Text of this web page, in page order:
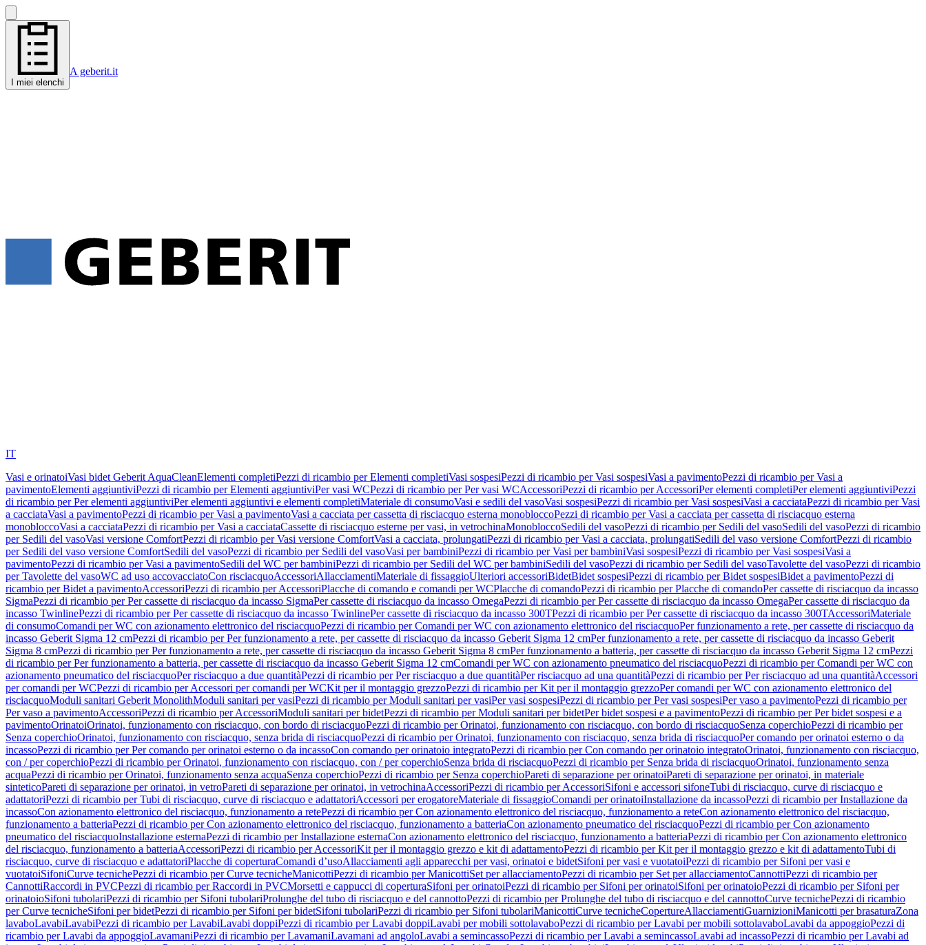
I miei elenchi
A geberit.it
IT
Vasi e orinatoiVasi bidet Geberit AquaCleanElementi completiPezzi di ricambio per Elementi completiVasi sospesiPezzi di ricambio per Vasi sospesiVasi a pavimentoPezzi di ricambio per Vasi a
pavimentoElementi aggiuntiviPezzi di ricambio per Elementi aggiuntiviPer vasi WCPezzi di ricambio per Per vasi WCAccessoriPezzi di ricambio per AccessoriPer elementi completiPer elementi aggiuntiviPezzi
di ricambio per Per elementi aggiuntiviPer elementi aggiuntivi e elementi completiMateriale di consumoVasi e sedili del vasoVasi sospesiPezzi di ricambio per Vasi sospesiVasi a cacciataPezzi di ricambio per Vasi
a cacciataVasi a pavimentoPezzi di ricambio per Vasi a pavimentoVasi a cacciata per cassetta di risciacquo esterna monobloccoPezzi di ricambio per Vasi a cacciata per cassetta di risciacquo esterna
monobloccoVasi a cacciataPezzi di ricambio per Vasi a cacciataCassette di risciacquo esterne per vasi, in vetrochinaMonobloccoSedili del vasoPezzi di ricambio per Sedili del vasoSedili del vasoPezzi di ricambio
per Sedili del vasoVasi versione ComfortPezzi di ricambio per Vasi versione ComfortVasi a cacciata, prolungatiPezzi di ricambio per Vasi a cacciata, prolungatiSedili del vaso versione ComfortPezzi di ricambio
per Sedili del vaso versione ComfortSedili del vasoPezzi di ricambio per Sedili del vasoVasi per bambiniPezzi di ricambio per Vasi per bambiniVasi sospesiPezzi di ricambio per Vasi sospesiVasi a
pavimentoPezzi di ricambio per Vasi a pavimentoSedili del WC per bambiniPezzi di ricambio per Sedili del WC per bambiniSedili del vasoPezzi di ricambio per Sedili del vasoTavolette del vasoPezzi di ricambio
per Tavolette del vasoWC ad uso accovacciatoCon risciacquoAccessoriAllacciamentiMateriale di fissaggioUlteriori accessoriBidetBidet sospesiPezzi di ricambio per Bidet sospesiBidet a pavimentoPezzi di
ricambio per Bidet a pavimentoAccessoriPezzi di ricambio per AccessoriPlacche di comando e comandi per WCPlacche di comandoPezzi di ricambio per Placche di comandoPer cassette di risciacquo da incasso
SigmaPezzi di ricambio per Per cassette di risciacquo da incasso SigmaPer cassette di risciacquo da incasso OmegaPezzi di ricambio per Per cassette di risciacquo da incasso OmegaPer cassette di risciacquo da
incasso TwinlinePezzi di ricambio per Per cassette di risciacquo da incasso TwinlinePer cassette di risciacquo da incasso 300TPezzi di ricambio per Per cassette di risciacquo da incasso 300TAccessoriMateriale
di consumoComandi per WC con azionamento elettronico del risciacquoPezzi di ricambio per Comandi per WC con azionamento elettronico del risciacquoPer funzionamento a rete, per cassette di risciacquo da
incasso Geberit Sigma 12 cmPezzi di ricambio per Per funzionamento a rete, per cassette di risciacquo da incasso Geberit Sigma 12 cmPer funzionamento a rete, per cassette di risciacquo da incasso Geberit
Sigma 8 cmPezzi di ricambio per Per funzionamento a rete, per cassette di risciacquo da incasso Geberit Sigma 8 cmPer funzionamento a batteria, per cassette di risciacquo da incasso Geberit Sigma 12 cmPezzi
di ricambio per Per funzionamento a batteria, per cassette di risciacquo da incasso Geberit Sigma 12 cmComandi per WC con azionamento pneumatico del risciacquoPezzi di ricambio per Comandi per WC con
azionamento pneumatico del risciacquoPer risciacquo a due quantitàPezzi di ricambio per Per risciacquo a due quantitàPer risciacquo ad una quantitàPezzi di ricambio per Per risciacquo ad una quantitàAccessori
per comandi per WCPezzi di ricambio per Accessori per comandi per WCKit per il montaggio grezzoPezzi di ricambio per Kit per il montaggio grezzoPer comandi per WC con azionamento elettronico del
risciacquoModuli sanitari Geberit MonolithModuli sanitari per vasiPezzi di ricambio per Moduli sanitari per vasiPer vasi sospesiPezzi di ricambio per Per vasi sospesiPer vaso a pavimentoPezzi di ricambio per
Per vaso a pavimentoAccessoriPezzi di ricambio per AccessoriModuli sanitari per bidetPezzi di ricambio per Moduli sanitari per bidetPer bidet sospesi e a pavimentoPezzi di ricambio per Per bidet sospesi e a
pavimentoOrinatoiOrinatoi, funzionamento con risciacquo, con bordo di risciacquoPezzi di ricambio per Orinatoi, funzionamento con risciacquo, con bordo di risciacquoSenza coperchioPezzi di ricambio per
Senza coperchioOrinatoi, funzionamento con risciacquo, senza brida di risciacquoPezzi di ricambio per Orinatoi, funzionamento con risciacquo, senza brida di risciacquoPer comando per orinatoi esterno o da
incassoPezzi di ricambio per Per comando per orinatoi esterno o da incassoCon comando per orinatoio integratoPezzi di ricambio per Con comando per orinatoio integratoOrinatoi, funzionamento con risciacquo,
con / per coperchioPezzi di ricambio per Orinatoi, funzionamento con risciacquo, con / per coperchioSenza brida di risciacquoPezzi di ricambio per Senza brida di risciacquoOrinatoi, funzionamento senza
acquaPezzi di ricambio per Orinatoi, funzionamento senza acquaSenza coperchioPezzi di ricambio per Senza coperchioPareti di separazione per orinatoiPareti di separazione per orinatoi, in materiale
sinteticoPareti di separazione per orinatoi, in vetroPareti di separazione per orinatoi, in vetrochinaAccessoriPezzi di ricambio per AccessoriSifoni e accessori sifoneTubi di risciacquo, curve di risciacquo e
adattatoriPezzi di ricambio per Tubi di risciacquo, curve di risciacquo e adattatoriAccessori per erogatoreMateriale di fissaggioComandi per orinatoiInstallazione da incassoPezzi di ricambio per Installazione da
incassoCon azionamento elettronico del risciacquo, funzionamento a retePezzi di ricambio per Con azionamento elettronico del risciacquo, funzionamento a reteCon azionamento elettronico del risciacquo,
funzionamento a batteriaPezzi di ricambio per Con azionamento elettronico del risciacquo, funzionamento a batteriaCon azionamento pneumatico del risciacquoPezzi di ricambio per Con azionamento
pneumatico del risciacquoInstallazione esternaPezzi di ricambio per Installazione esternaCon azionamento elettronico del risciacquo, funzionamento a batteriaPezzi di ricambio per Con azionamento elettronico
del risciacquo, funzionamento a batteriaAccessoriPezzi di ricambio per AccessoriKit per il montaggio grezzo e kit di adattamentoPezzi di ricambio per Kit per il montaggio grezzo e kit di adattamentoTubi di
risciacquo, curve di risciacquo e adattatoriPlacche di coperturaComandi d’usoAllacciamenti agli apparecchi per vasi, orinatoi e bidetSifoni per vasi e vuotatoiPezzi di ricambio per Sifoni per vasi e
vuotatoiSifoniCurve tecnichePezzi di ricambio per Curve tecnicheManicottiPezzi di ricambio per ManicottiSet per allacciamentoPezzi di ricambio per Set per allacciamentoCannottiPezzi di ricambio per
CannottiRaccordi in PVCPezzi di ricambio per Raccordi in PVCMorsetti e cappucci di coperturaSifoni per orinatoiPezzi di ricambio per Sifoni per orinatoiSifoni per orinatoioPezzi di ricambio per Sifoni per
orinatoioSifoni tubolariPezzi di ricambio per Sifoni tubolariProlunghe del tubo di risciacquo e del cannottoPezzi di ricambio per Prolunghe del tubo di risciacquo e del cannottoCurve tecnichePezzi di ricambio
per Curve tecnicheSifoni per bidetPezzi di ricambio per Sifoni per bidetSifoni tubolariPezzi di ricambio per Sifoni tubolariManicottiCurve tecnicheCopertureAllacciamentiGuarnizioniManicotti per brasaturaZona
lavaboLavabiLavabiPezzi di ricambio per LavabiLavabi doppiPezzi di ricambio per Lavabi doppiLavabi per mobili sottolavaboPezzi di ricambio per Lavabi per mobili sottolavaboLavabi da appoggioPezzi di
ricambio per Lavabi da appoggioLavamaniPezzi di ricambio per LavamaniLavamani ad angoloLavabi a semincassoPezzi di ricambio per Lavabi a semincassoLavabi ad incassoPezzi di ricambio per Lavabi ad